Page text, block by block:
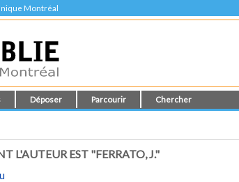
Montréal
Déposer Parcourir Chercher
L'AUTEUR EST "FERRATO, J."